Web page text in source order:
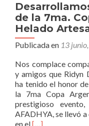
de la 7ma.
Helado
Publicada en 13
Nos complace
y amigos que Ridyn
ha tenido el honor
la 7ma Copa
prestigioso
AFADHYA, se llevó
en elLeer
[…]